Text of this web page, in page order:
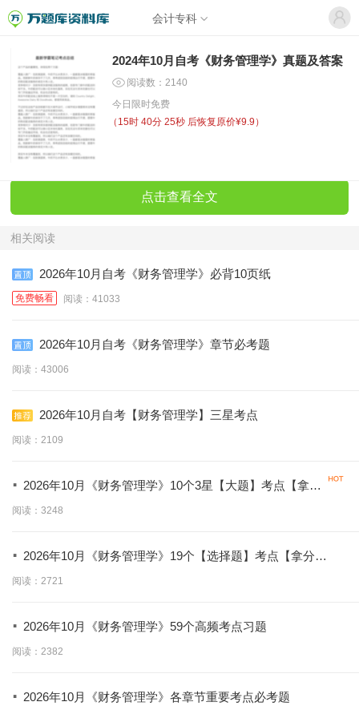
会计专科
2024年10月自考《财务管理学》真题及答案
阅读数：2140
今日限时免费
（ 15时 40分 25秒 后恢复原价¥9.9）
点击查看全文
相关阅读
2026年10月自考《财务管理学》必背10页纸
免费畅看 阅读：41033
2026年10月自考《财务管理学》章节必考题
阅读：43006
2026年10月自考【财务管理学】三星考点
阅读：2109
· 2026年10月《财务管理学》10个3星【大题】考点【拿分
必背】
阅读：3248
· 2026年10月《财务管理学》19个【选择题】考点【拿分必
学】
阅读：2721
· 2026年10月《财务管理学》59个高频考点习题
阅读：2382
· 2026年10月《财务管理学》各章节重要考点必考题